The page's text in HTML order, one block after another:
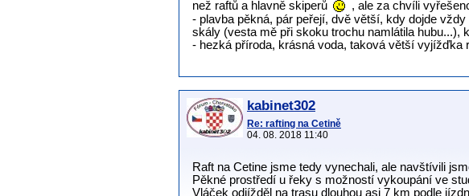
než raftů a hlavně skiperů
, ale za chvíli
- plavba pěkná, pár peřejí, dvě větší, kdy dojde
skály (vesta mě při skoku trochu namlátila hubu...),
- hezká příroda, krásná voda, taková větší vyjížďka
kabinet302
Re: rafting na Cetině
04. 08. 2018 11:40
Raft na Cetine jsme tedy vynechali, ale navštívili
Pěkné prostředí u řeky s možností vykoupání ve
Vláček odjížděl na trasu dlouhou asi 7 km podle